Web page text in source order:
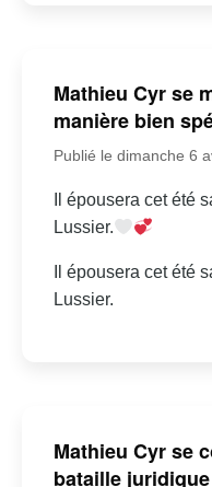
Mathieu Cyr se
manière bien
Publié le dimanche 6
Il épousera cet été
Lussier.
Il épousera cet été
Lussier.
Mathieu Cyr se
bataille